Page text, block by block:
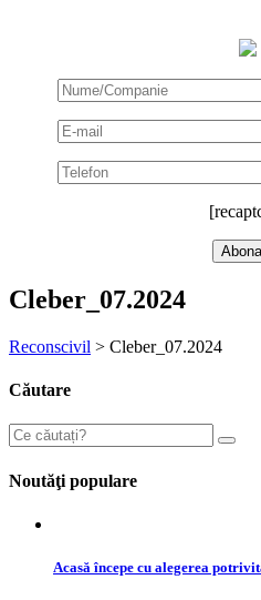
Cleber_07.2024
Reconscivil > Cleber_07.2024
Căutare
Noutăţi populare
Acasă începe cu alegerea